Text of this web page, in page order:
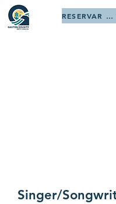
RESERVAR AHORA
Singer/